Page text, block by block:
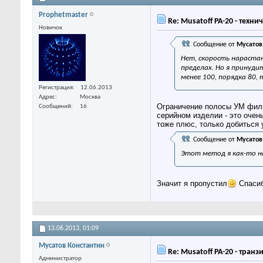
Prophetmaster
Новичок
Регистрация
12.06.2013
Адрес
Москва
Сообщений
16
Re: Musatoff PA-20 -
Сообщение от
Нет, скорость
пределах. Но я
менее 100, порядка
Ограничение полосы УМ
серийном изделии - это
тоже плюс, только добиться
Сообщение от
Этот метод я как-то
Значит я пропустил
13.06.2013, 01:09
Мусатов Константин
Администратор
Re: Musatoff PA-20 -